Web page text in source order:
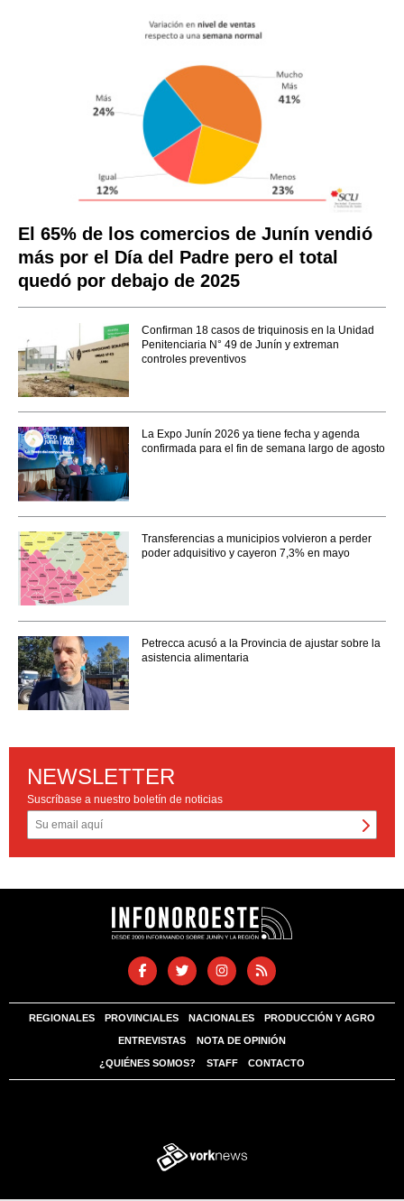
El 65% de los comercios de Junín vendió
más por el Día del Padre pero el total
quedó por debajo de 2025
Confirman 18 casos de triquinosis en la Unidad
Penitenciaria N° 49 de Junín y extreman
controles preventivos
La Expo Junín 2026 ya tiene fecha y agenda
confirmada para el fin de semana largo de agosto
Transferencias a municipios volvieron a perder
poder adquisitivo y cayeron 7,3% en mayo
Petrecca acusó a la Provincia de ajustar sobre la
asistencia alimentaria
NEWSLETTER
Suscríbase a nuestro boletín de noticias
REGIONALES PROVINCIALES NACIONALES PRODUCCIÓN Y AGRO
ENTREVISTAS NOTA DE OPINIÓN
¿QUIÉNES SOMOS? STAFF CONTACTO